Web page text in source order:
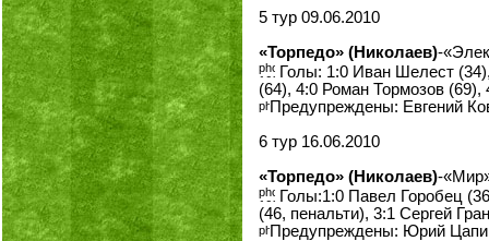
5 тур 09.06.2010
«Торпедо» (Николаев)-
Голы: 1:0 Иван Шелест
(64), 4:0 Роман Тормозов (69),
Предупреждены: Евгений
6 тур 16.06.2010
«Торпедо» (Николаев)-
Голы:1:0 Павел Горобец
(46, пенальти), 3:1 Сергей
Предупреждены: Юрий